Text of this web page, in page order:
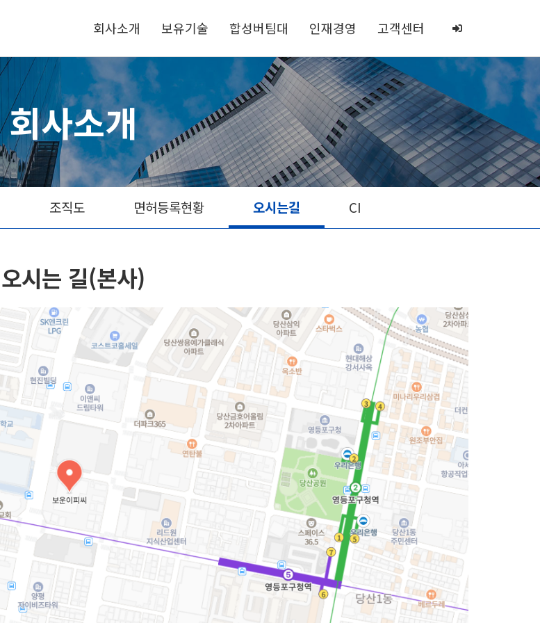
회사소개 보유기술 합성버팀대 인재경영 고객센터
회사소개
조직도 면허등록현황 오시는길 CI
오시는 길(본사)